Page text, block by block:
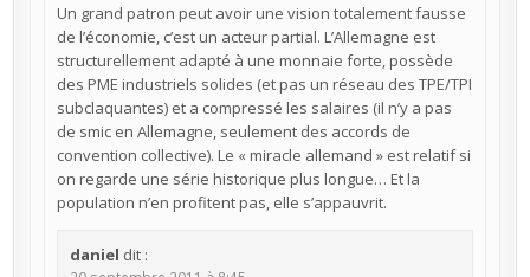
Un grand patron peut avoir une vision totalement fausse
de l’économie, c’est un acteur partial. L’Allemagne est
structurellement adapté à une monnaie forte, possède
des PME industriels solides (et pas un réseau des TPE/TPI
subclaquantes) et a compressé les salaires (il n’y a pas
de smic en Allemagne, seulement des accords de
convention collective). Le « miracle allemand » est relatif si
on regarde une série historique plus longue… Et la
population n’en profitent pas, elle s’appauvrit.
daniel dit :